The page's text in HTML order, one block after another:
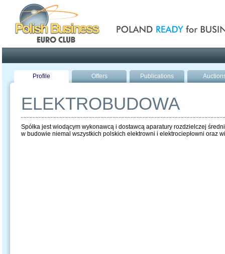
Profile Offers Publications
ELEKTROBUDOWA
Spółka jest wiodącym wykonawcą i dostawcą aparatury rozdzielczej
w budowie niemal wszystkich polskich elektrowni i elektrociepłowni oraz